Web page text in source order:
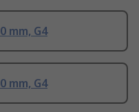
mm, G4
mm, G4